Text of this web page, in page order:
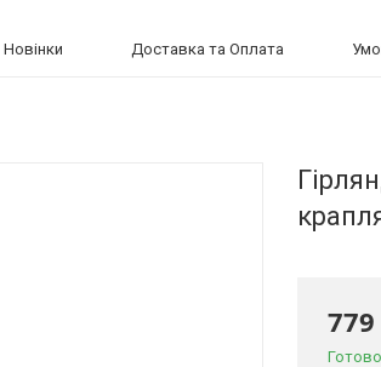
Новінки Доставка та Оплата